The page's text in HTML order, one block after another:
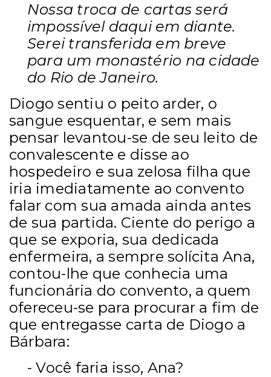
Nossa troca de cartas será
impossível daqui em diante.
Serei transferida em breve
para um monastério na cidade
do Rio de Janeiro.
Diogo sentiu o peito arder, o
sangue esquentar, e sem mais
pensar levantou-se de seu leito de
convalescente e disse ao
hospedeiro e sua zelosa filha que
iria imediatamente ao convento
falar com sua amada ainda antes
de sua partida. Ciente do perigo a
que se exporia, sua dedicada
enfermeira, a sempre solícita Ana,
contou-lhe que conhecia uma
funcionária do convento, a quem
ofereceu-se para procurar a fim de
que entregasse carta de Diogo a
Bárbara:
- Você faria isso, Ana?